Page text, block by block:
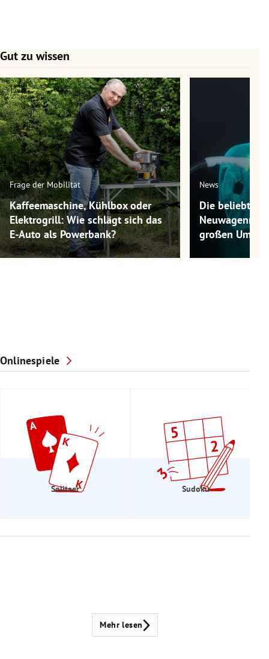
Gut zu wissen
Slide 1 von 7
Frage der Mobilität
Kaffeemaschine, Kühlbox oder
Elektrogrill: Wie schlägt sich das
E-Auto als Powerbank?
News
Die
großen
Onlinespiele
Solitaer Sudoku
Mehr lesen